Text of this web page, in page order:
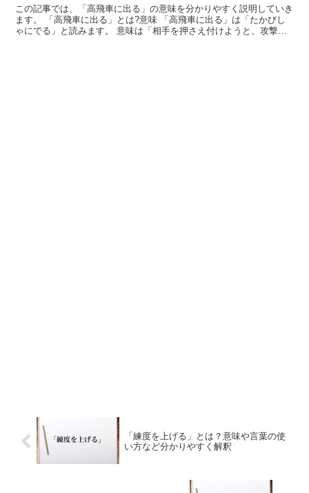
この記事では、「高飛車に出る」の意味を分かりやすく説明していき
ます。 「高飛車に出る」とは?意味 「高飛車に出る」は「たかびし
ゃにでる」と読みます。 意味は「相手を押さえ付けようと、攻撃的
「練度を上げる」とは？意味や言葉の使
い方など分かりやすく解釈